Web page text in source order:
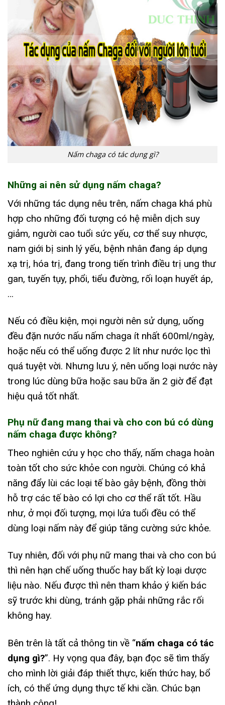
Nấm chaga có tác dụng gì?
Những ai nên sử dụng nấm chaga?
Với những tác dụng nêu trên, nấm chaga khá phù
hợp cho những đối tượng có hệ miễn dịch suy
giảm, người cao tuổi sức yếu, cơ thể suy nhược,
nam giới bị sinh lý yếu, bệnh nhân đang áp dụng
xạ trị, hóa trị, đang trong tiến trình điều trị ung thư
gan, tuyến tụy, phổi, tiểu đường, rối loạn huyết áp,
…
Nếu có điều kiện, mọi người nên sử dụng, uống
đều đặn nước nấu nấm chaga ít nhất 600ml/ngày,
hoặc nếu có thể uống được 2 lít như nước lọc thì
quá tuyệt vời. Nhưng lưu ý, nên uống loại nước này
trong lúc dùng bữa hoặc sau bữa ăn 2 giờ để đạt
hiệu quả tốt nhất.
Phụ nữ đang mang thai và cho con bú có dùng
nấm chaga được không?
Theo nghiên cứu y học cho thấy, nấm chaga hoàn
toàn tốt cho sức khỏe con người. Chúng có khả
năng đẩy lùi các loại tế bào gây bệnh, đồng thời
hỗ trợ các tế bào có lợi cho cơ thể rất tốt. Hầu
như, ở mọi đối tượng, mọi lứa tuổi đều có thể
dùng loại nấm này để giúp tăng cường sức khỏe.
Tuy nhiên, đối với phụ nữ mang thai và cho con bú
thì nên hạn chế uống thuốc hay bất kỳ loại dược
liệu nào. Nếu được thì nên tham khảo ý kiến bác
sỹ trước khi dùng, tránh gặp phải những rắc rối
không hay.
Bên trên là tất cả thông tin về “nấm chaga có tác
dụng gì?”. Hy vọng qua đây, bạn đọc sẽ tìm thấy
cho mình lời giải đáp thiết thực, kiến thức hay, bổ
ích, có thể ứng dụng thực tế khi cần. Chúc bạn